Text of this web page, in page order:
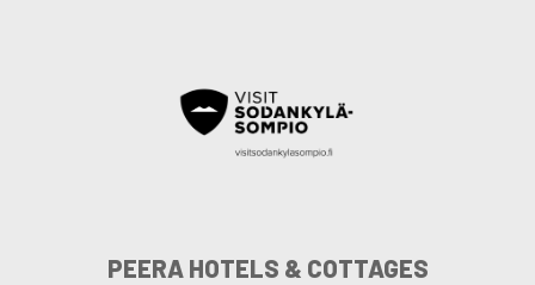
PEERA HOTELS & COTTAGES